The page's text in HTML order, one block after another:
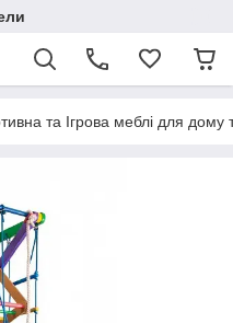
та Ігрова меблі для дому